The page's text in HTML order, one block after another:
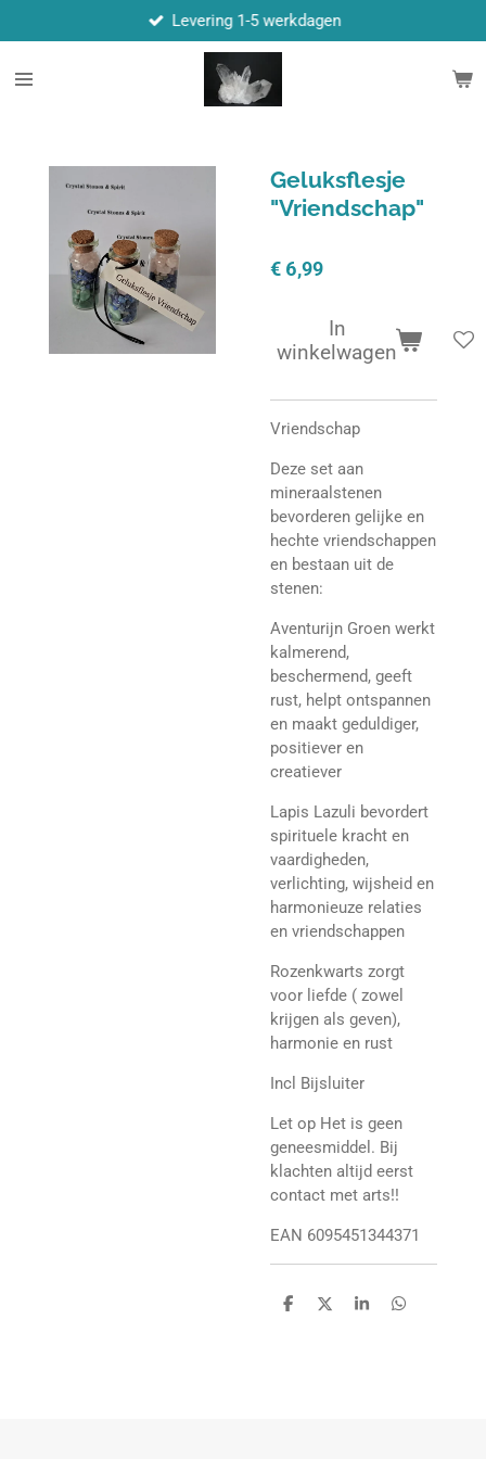
direct
naar
Levering 1-5 werkdagen
Geluksflesje
"Vriendschap"
€ 6,99
In
winkelwagen
Vriendschap
Deze set aan
mineraalstenen
bevorderen gelijke en
hechte vriendschappen
en bestaan uit de
stenen:
Aventurijn Groen werkt
kalmerend,
beschermend, geeft
rust, helpt ontspannen
en maakt geduldiger,
positiever en
creatiever
Lapis Lazuli bevordert
spirituele kracht en
vaardigheden,
verlichting, wijsheid en
harmonieuze relaties
en vriendschappen
Rozenkwarts zorgt
voor liefde ( zowel
krijgen als geven),
harmonie en rust
Incl Bijsluiter
Let op Het is geen
geneesmiddel. Bij
klachten altijd eerst
contact met arts!!
EAN 6095451344371
D
D
S
D